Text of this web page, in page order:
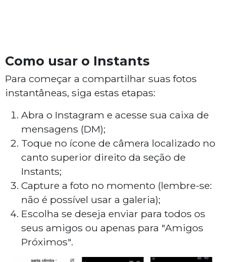
Como usar o Instants
Para começar a compartilhar suas fotos
instantâneas, siga estas etapas:
Abra o Instagram e acesse sua caixa de
mensagens (DM);
Toque no ícone de câmera localizado no
canto superior direito da seção de
Instants;
Capture a foto no momento (lembre-se:
não é possível usar a galeria);
Escolha se deseja enviar para todos os
seus amigos ou apenas para "Amigos
Próximos".